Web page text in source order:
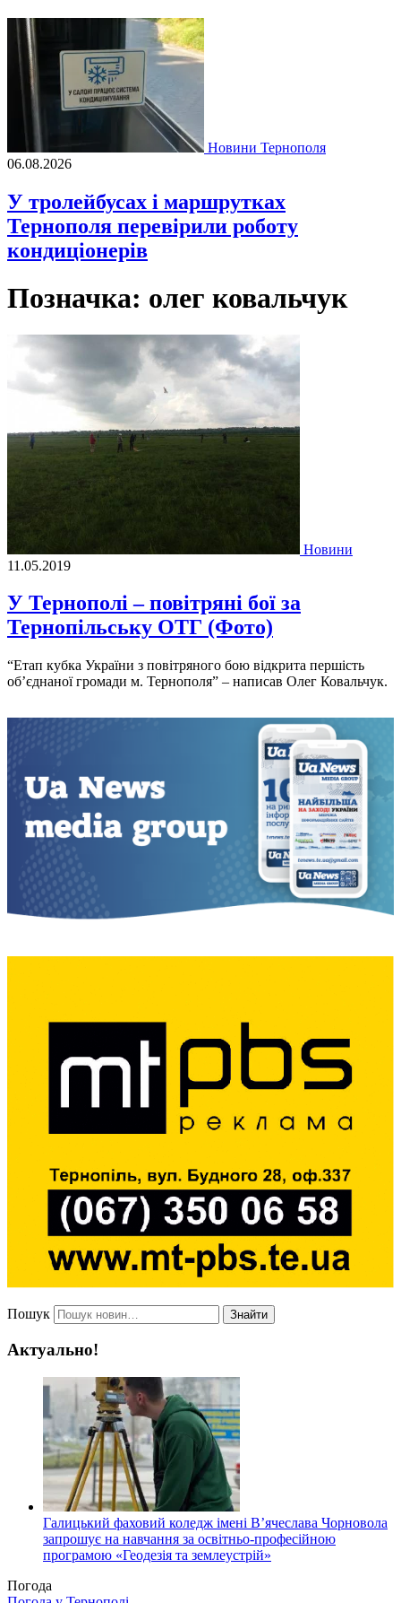
Новини Тернополя
06.08.2026
У тролейбусах і маршрутках
Тернополя перевірили роботу
кондиціонерів
Позначка: олег ковальчук
Новини
11.05.2019
У Тернополі – повітряні бої за
Тернопільську ОТГ (Фото)
“Етап кубка України з повітряного бою відкрита першість
об’єднаної громади м. Тернополя” – написав Олег Ковальчук.
Пошук Знайти
Актуально!
Галицький фаховий коледж імені В’ячеслава Чорновола
запрошує на навчання за освітньо-професійною
програмою «Геодезія та землеустрій»
Погода